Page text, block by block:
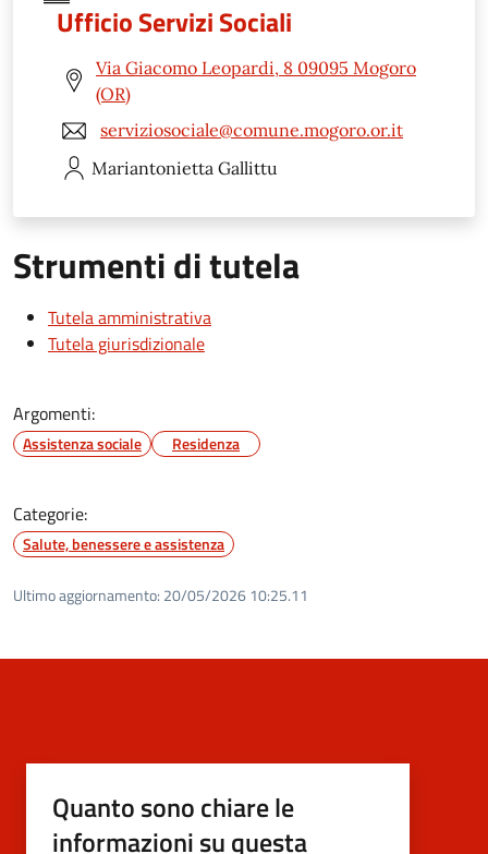
Ufficio Servizi Sociali
Via Giacomo Leopardi, 8 09095 Mogoro
(OR)
serviziosociale@comune.mogoro.or.it
Mariantonietta Gallittu
Strumenti di tutela
Tutela amministrativa
Tutela giurisdizionale
Argomenti:
Assistenza sociale Residenza
Categorie:
Salute, benessere e assistenza
Ultimo aggiornamento: 20/05/2026 10:25.11
Quanto sono chiare le
informazioni su questa